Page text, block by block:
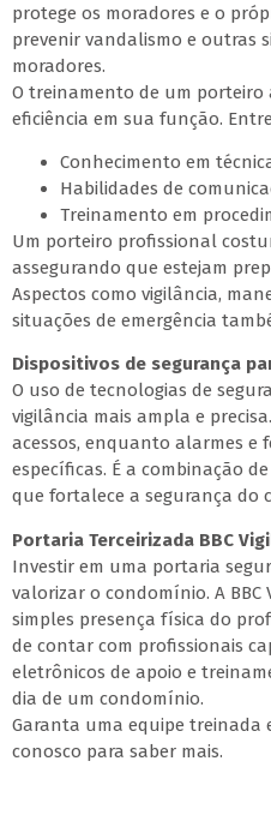
protege os moradores e o
prevenir vandalismo e outras
moradores.
O treinamento de um porteiro
eficiência em sua função.
Conhecimento em
Habilidades de
Treinamento em
Um porteiro profissional
assegurando que estejam
Aspectos como vigilância,
situações de emergência
Dispositivos de segurança
O uso de tecnologias de
vigilância mais ampla e
acessos, enquanto alarmes e
específicas. É a combinação
que fortalece a segurança do
Portaria Terceirizada BBC
Investir em uma portaria
valorizar o condomínio. A
simples presença física do
de contar com profissionais
eletrônicos de apoio e
dia de um condomínio.
Garanta uma equipe treinada
conosco para saber mais.